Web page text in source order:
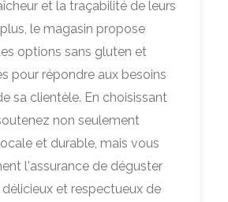
et la traçabilité de leurs
le magasin propose
options sans gluten et
pour répondre aux besoins
sa clientèle. En choisissant
non seulement
et durable, mais vous
l'assurance de déguster
et respectueux de